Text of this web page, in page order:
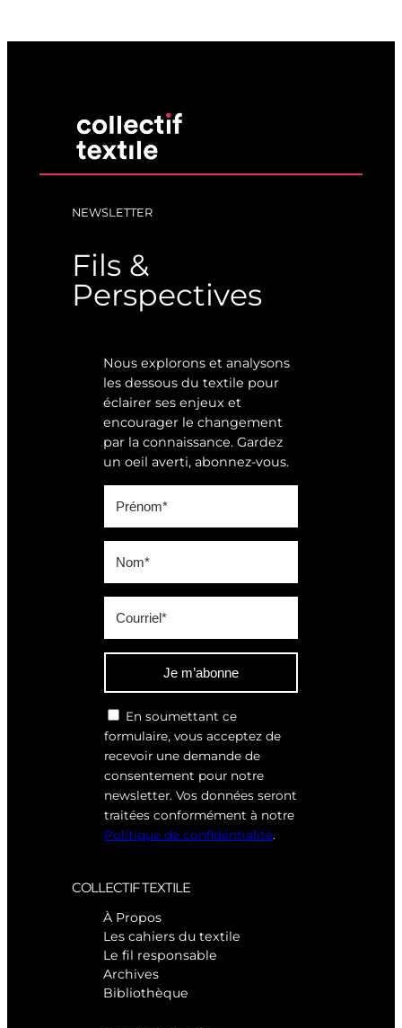
NEWSLETTER
Fils &
Perspectives
Nous explorons et analysons
les dessous du textile pour
éclairer ses enjeux et
encourager le changement
par la connaissance. Gardez
un oeil averti, abonnez-vous.
Je m’abonne
En soumettant ce
formulaire, vous acceptez de
recevoir une demande de
consentement pour notre
newsletter. Vos données seront
traitées conformément à notre
Politique de confidentialité.
COLLECTIF TEXTILE
À Propos
Les cahiers du textile
Le fil responsable
Archives
Bibliothèque